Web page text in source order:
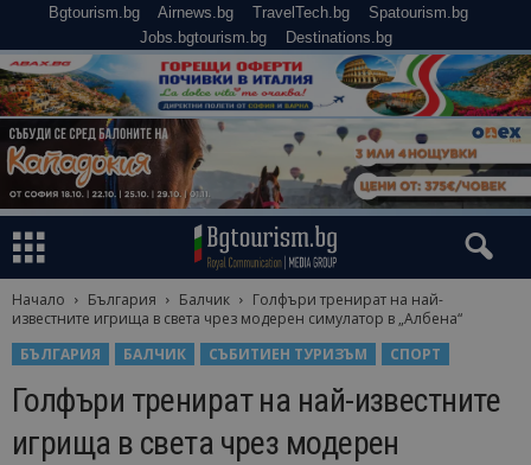
Bgtourism.bg Airnews.bg TravelTech.bg
Spatourism.bg
Jobs.bgtourism.bg
Destinations.bg
Начало България Балчик
Голфъри тренират на най-
известните игрища в света чрез модерен симулатор в „Албена“
БЪЛГАРИЯ
БАЛЧИК СЪБИТИЕН ТУРИЗЪМ СПОРТ
Голфъри тренират на най-известните
игрища в света чрез модерен